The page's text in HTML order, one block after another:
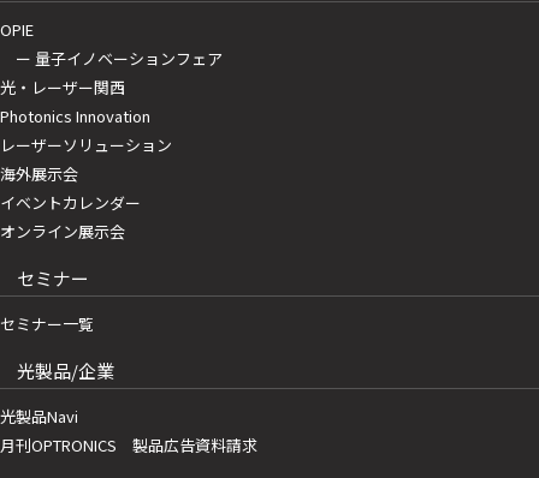
OPIE
ー 量子イノベーションフェア
光・レーザー関西
Photonics Innovation
レーザーソリューション
海外展示会
イベントカレンダー
オンライン展示会
セミナー
セミナー一覧
光製品/企業
光製品Navi
月刊OPTRONICS 製品広告資料請求